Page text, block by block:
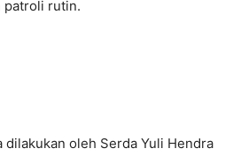
patroli rutin.
dilakukan oleh Serda Yuli Hendra